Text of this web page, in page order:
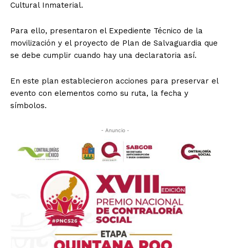
Cultural Inmaterial.
Para ello, presentaron el Expediente Técnico de la
movilización y el proyecto de Plan de Salvaguardia que
se debe cumplir cuando hay una declaratoria así.
En este plan establecieron acciones para preservar el
evento con elementos como su ruta, la fecha y
símbolos.
- Anuncio -